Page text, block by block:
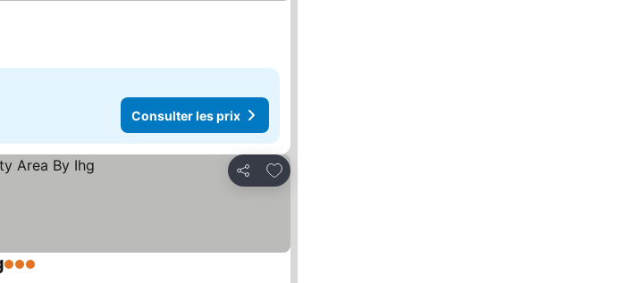
Consulter les prix
Partager
Ajouter à mes favoris
3 Étoiles